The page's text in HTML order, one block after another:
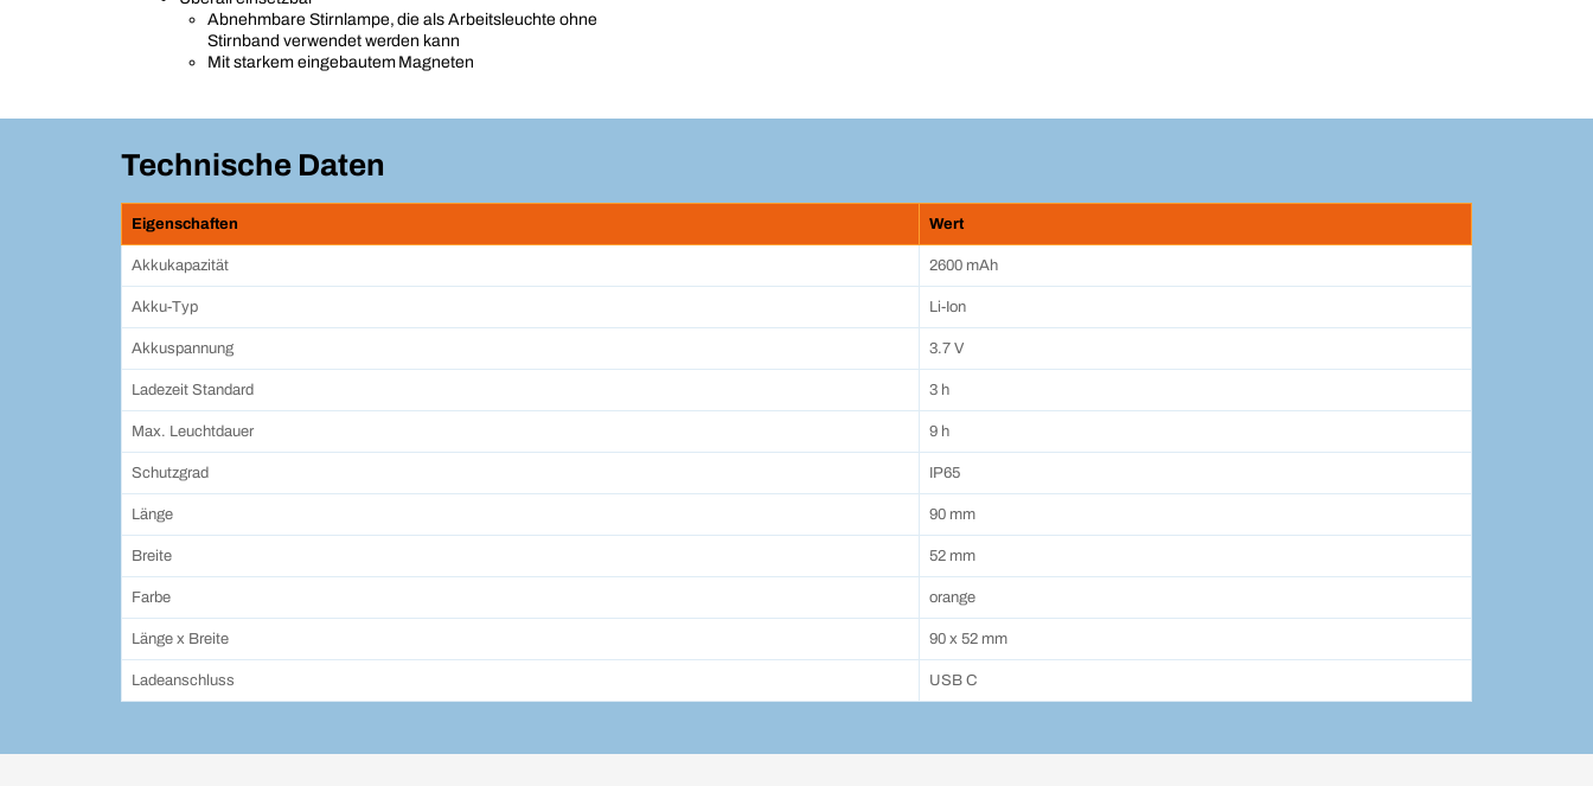
Abnehmbare Stirnlampe, die als Arbeitsleuchte ohne
Stirnband verwendet werden kann
Mit starkem eingebautem Magneten
Technische Daten
Eigenschaften Wert
Akkukapazität 2600 mAh
Akku-Typ Li-Ion
Akkuspannung 3.7 V
Ladezeit Standard 3 h
Max. Leuchtdauer 9 h
Schutzgrad IP65
Länge 90 mm
Breite 52 mm
Farbe orange
Länge x Breite 90 x 52 mm
Ladeanschluss USB C